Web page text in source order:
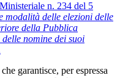
n. 234 del 5
modalità delle elezioni delle
della Pubblica
nomine dei suoi
garantisce, per espressa